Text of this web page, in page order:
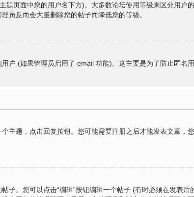
题页面中您的用户名下方)。大多数论坛使用等级来区分用
员反而会大量删除您的帖子而降低您的等级。
户 (如果管理员启用了 email 功能)。这主要是为了防止匿名
主题，点击回复按钮。您可能需要注册之后才能发表文章
子。您可以点击“编辑”按钮编辑一个帖子 (有时必须在发表